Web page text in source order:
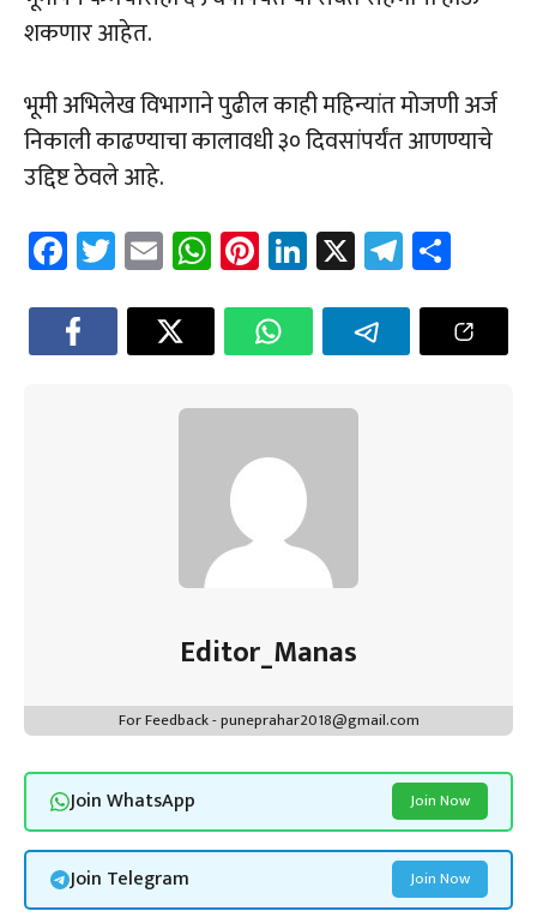
शकणार आहेत.
भूमी अभिलेख विभागाने पुढील काही महिन्यांत मोजणी अर्ज
निकाली काढण्याचा कालावधी ३० दिवसांपर्यंत आणण्याचे
उद्दिष्ट ठेवले आहे.
Fa
ce
b
o
T
wi
tt
er
E
m
ail
W
h
at
sA
p
Pi
nt
er
es
t
Li
nk
e
dI
n
X Te
le
gr
a
e
Editor_Manas
For Feedback - puneprahar2018@gmail.com
Join WhatsApp Join Now
Join Telegram Join Now